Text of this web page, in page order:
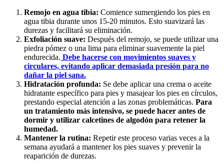
Remojo en agua tibia: Comience sumergiendo los pies en
agua tibia durante unos 15-20 minutos. Esto suavizará las
durezas y facilitará su eliminación.
Exfoliación suave: Después del remojo, se puede utilizar una
piedra pómez o una lima para eliminar suavemente la piel
endurecida. Debe hacerse con movimientos suaves y
circulares, evitando aplicar demasiada presión para no
dañar la piel sana.
Hidratación profunda: Se debe aplicar una crema o aceite
hidratante específico para pies y masajear los pies en círculos,
prestando especial atención a las zonas problemáticas. Para
un tratamiento más intensivo, se puede hacer antes de
dormir y utilizar calcetines de algodón para retener la
humedad.
Mantener la rutina: Repetir este proceso varias veces a la
semana ayudará a mantener los pies suaves y prevenir la
reaparición de durezas.